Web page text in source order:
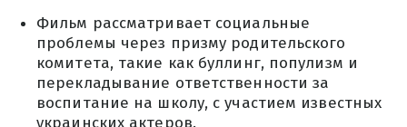
Фильм рассматривает социальные
проблемы через призму родительского
комитета, такие как буллинг, популизм и
перекладывание ответственности за
воспитание на школу, с участием известных
украинских актеров.